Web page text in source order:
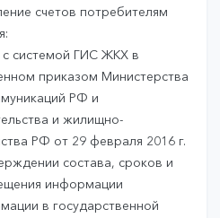
счетов потребителям
системой ГИС ЖКХ в
приказом Министерства
РФ и
и жилищно-
РФ от 29 февраля 2016 г.
состава, сроков и
информации
в государственной